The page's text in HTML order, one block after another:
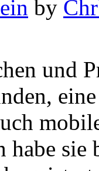
by
und
habe sie